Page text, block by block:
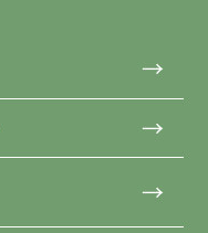
→
→
→